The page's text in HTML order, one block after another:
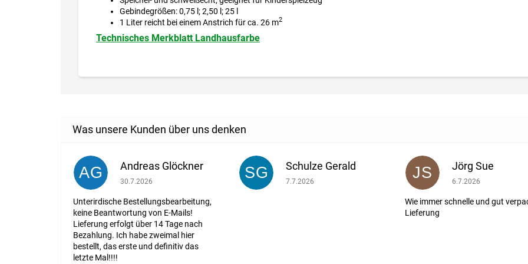
Gebindegrößen: 0,75 l; 2,50 l; 25 l
1 Liter reicht bei einem Anstrich für ca. 26 m2
Technisches Merkblatt Landhausfarbe
AG Andreas Glöckner
Die Shop-Bewertung beträgt 1 von 5 Sternen.
30.7.2026
Unterirdische Bestellungsbearbeitung,
keine Beantwortung von E-Mails!
Lieferung erfolgt über 14 Tage nach
Bezahlung. Ich habe zweimal hier
bestellt, das erste und definitiv das
letzte Mal!!!!
SG Schulze Gerald
Die Shop-Bewertung beträgt 5 von 5 Sternen.
7.7.2026 JS Jörg Sue
Die Shop-Bewertung
6.7.2026
Wie immer schnelle und gut
Lieferung